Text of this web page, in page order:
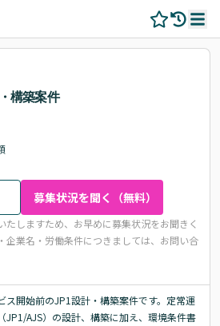
構築案件
募集状況を聞く（無料）
たしますため、お早めに募集状況をお聞きく
企業名・労働条件につきましては、お問い合
ス開始前のJP1設計・構築案件です。定常運
JP1/AJS）の設計、構築に加え、環境条件書